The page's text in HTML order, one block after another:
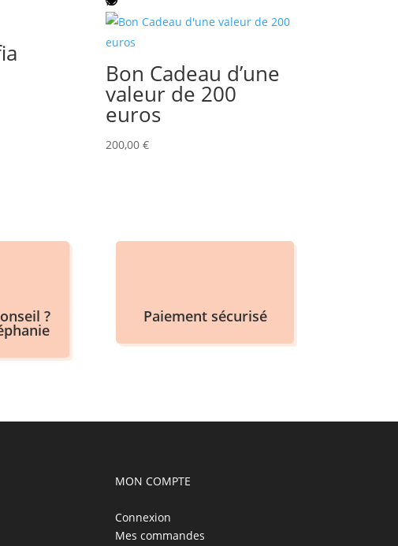
Bon Cadeau d’une
valeur de 200
euros
200,00 €
? Paiement sécurisé
MON COMPTE
Connexion
Mes commandes